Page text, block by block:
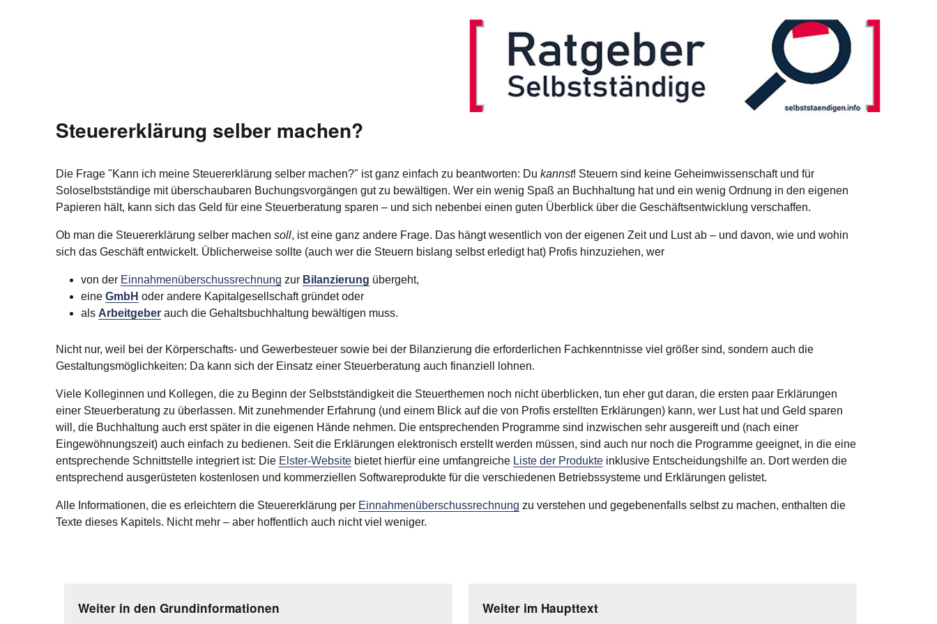
Steuererklärung selber machen?
Die Frage "Kann ich meine Steuererklärung selber machen?" ist ganz einfach zu beantworten: Dukannst! Steuern sind keine Geheimwissenschaft und für
Soloselbstständige mit überschaubaren Buchungsvorgängen gut zu bewältigen. Wer ein wenig Spaß an Buchhaltung hat und ein wenig Ordnung in den eigenen
Papieren hält, kann sich das Geld für eine Steuerberatung sparen – und sich nebenbei einen guten Überblick über die Geschäftsentwicklung verschaffen.
Ob man die Steuererklärung selber machensoll, ist eine ganz andere Frage. Das hängt wesentlich von der eigenen Zeit und Lust ab – und davon, wie und wohin
sich das Geschäft entwickelt. Üblicherweise sollte (auch wer die Steuern bislang selbst erledigt hat) Profis hinzuziehen, wer
von der Einnahmenüberschussrechnung zur Bilanzierung übergeht,
eineGmbH oder andere Kapitalgesellschaft gründet oder
als Arbeitgeber auch die Gehaltsbuchhaltung bewältigen muss.
Nicht nur, weil bei der Körperschafts- und Gewerbesteuer sowie bei der Bilanzierung die erforderlichen Fachkenntnisse viel größer sind, sondern auch die
Gestaltungsmöglichkeiten: Da kann sich der Einsatz einer Steuerberatung auch finanziell lohnen.
Viele Kolleginnen und Kollegen, die zu Beginn der Selbstständigkeit die Steuerthemen noch nicht überblicken, tun eher gut daran, die ersten paar Erklärungen
einer Steuerberatung zu überlassen. Mit zunehmender Erfahrung (und einem Blick auf die von Profis erstellten Erklärungen) kann, wer Lust hat und Geld sparen
will, die Buchhaltung auch erst später in die eigenen Hände nehmen. Die entsprechenden Programme sind inzwischen sehr ausgereift und (nach einer
Eingewöhnungszeit) auch einfach zu bedienen. Seit die Erklärungen elektronisch erstellt werden müssen, sind auch nur noch die Programme geeignet, in die eine
entsprechende Schnittstelle integriert ist: Die Elster-Website bietet hierfür eine umfangreiche Liste der Produkte inklusive Entscheidungshilfe an. Dort werden die
entsprechend ausgerüsteten kostenlosen und kommerziellen Softwareprodukte für die verschiedenen Betriebssysteme und Erklärungen gelistet.
Alle Informationen, die es erleichtern die Steuererklärung per Einnahmenüberschussrechnung zu verstehen und gegebenenfalls selbst zu machen, enthalten die
Texte dieses Kapitels. Nicht mehr – aber hoffentlich auch nicht viel weniger.
Weiter in den Grundinformationen Weiter im Haupttext